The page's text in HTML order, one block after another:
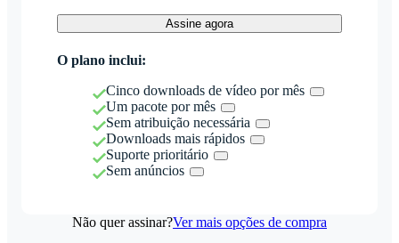
Assine agora
O plano inclui:
Cinco downloads de vídeo por mês
Um pacote por mês
Sem atribuição necessária
Downloads mais rápidos
Suporte prioritário
Sem anúncios
Não quer assinar?Ver mais opções de compra